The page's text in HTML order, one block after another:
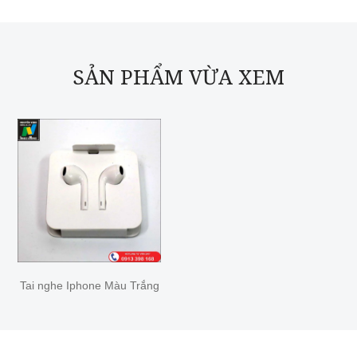
SẢN PHẨM VỪA XEM
Tai nghe Iphone Màu Trắng